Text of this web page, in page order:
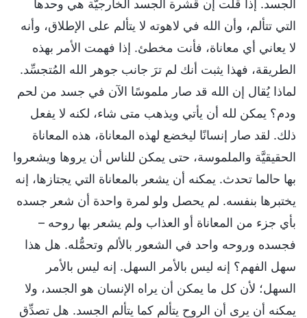
الجسد. إذا قلت إن قشرة الجسد الخارجيَّة هي وحدها
التي تتألم، وأن الله في لاهوته لا يتألم على الإطلاق، وأنه
لا يعاني أي معاناة، فأنت مخطئ. إذا فهمت الأمر بهذه
الطريقة، فهذا يثبت أنك لم ترَ جانب جوهر الله المُتجسِّد.
لماذا يُقال إن الله قد صار ملموسًا الآن في جسد من لحم
ودم؟ يمكن لله أن يأتي ويذهب متى شاء، لكنه لا يفعل
ذلك. لقد صار إنسانًا ليخضع لهذه المعاناة، هذه المعاناة
الحقيقيَّة والملموسة، حتى يمكن للناس أن يروها ويشعروا
بها حالما تحدث. يمكنه أن يشعر بالمعاناة التي يجتازها، إنه
يختبرها بنفسه. لم يحصل ولو لمرة واحدة أن شعر جسده
بأي جزء من المعاناة أو العذاب ولم يشعر بها روحه –
فجسده وروحه واحد في الشعور بالألم وتحمُّله. هل هذا
سهل الفهم؟ إنه ليس بالأمر السهل. إنه ليس بالأمر
السهل؛ لأن كل ما يمكن أن يراه الإنسان هو الجسد، ولا
يمكنه أن يرى أن الروح يتألم كما يتألم الجسد. هل تصدِّق